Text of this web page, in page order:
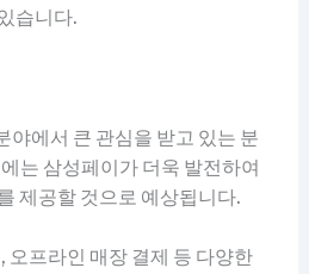
습니다.
야에서 큰 관심을 받고 있는 분
는 삼성페이가 더욱 발전하여
제공할 것으로 예상됩니다.
오프라인 매장 결제 등 다양한